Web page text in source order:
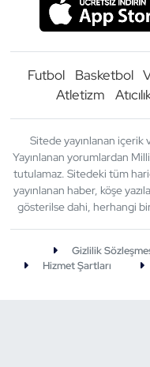
Futbol Basketbol
Atletizm
Sitede yayınlanan içerik
Yayınlanan yorumlardan
tutulamaz. Sitedeki tüm
yayınlanan haber, köşe
gösterilse dahi, herhangi
Gizlilik
Hizmet Şartları